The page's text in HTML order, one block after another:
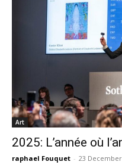
Art
2025: L’année où
raphael Fouquet - 23